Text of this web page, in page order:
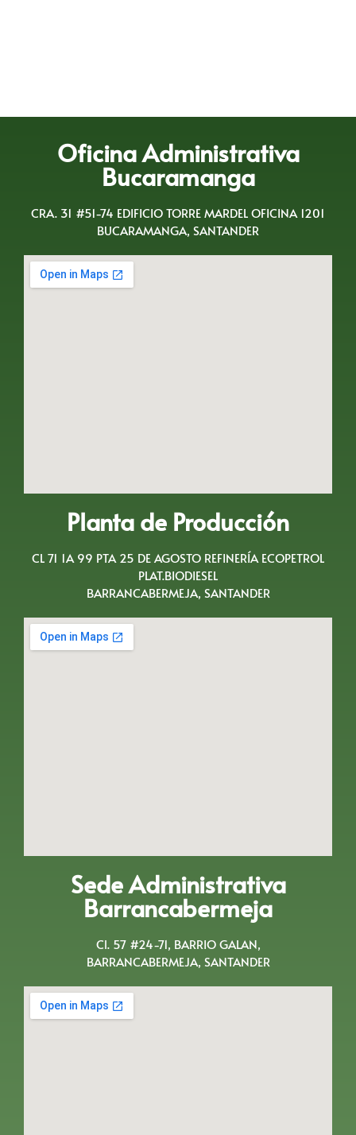
Oficina Administrativa
Bucaramanga
CRA. 31 #51-74 EDIFICIO TORRE MARDEL OFICINA 1201
BUCARAMANGA, SANTANDER
Planta de Producción
CL 71 1A 99 PTA 25 DE AGOSTO REFINERÍA ECOPETROL
PLAT.BIODIESEL
BARRANCABERMEJA, SANTANDER
Sede Administrativa
Barrancabermeja
Cl. 57 #24-71, BARRIO GALAN,
BARRANCABERMEJA, SANTANDER